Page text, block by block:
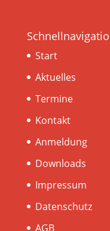
Start
Aktuelles
Termine
Kontakt
Anmeldung
Downloads
Impressum
Datenschutz
AGB